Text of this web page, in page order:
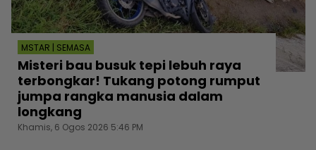
MSTAR | SEMASA
Misteri bau busuk tepi lebuh raya
terbongkar! Tukang potong rumput
jumpa rangka manusia dalam
longkang
Khamis, 6 Ogos 2026 5:46 PM